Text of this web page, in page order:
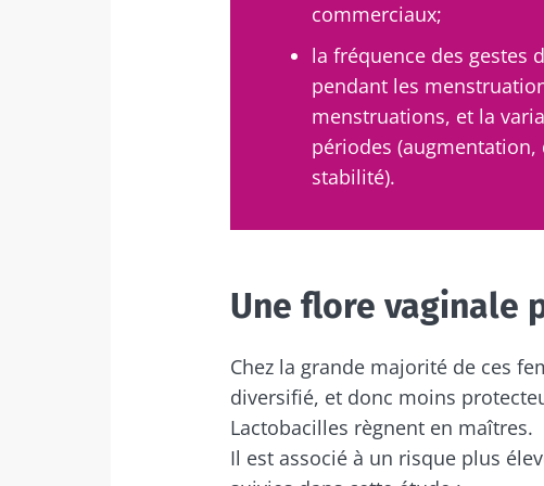
commerciaux;
la fréquence des gestes
pendant les
menstruations, et la
périodes
stabilité).
Une flore vaginale
Chez la grande majorité de ces
diversifié, et donc moins
Lactobacilles règnent en maîtres.
Il est associé à un risque plus
Être redirigé
Rester sur le
Je souhaite
J’ai lu et accepte
Microbiota
* Champs obligatoires
Kéfir : un allié naturel
de notre microbiote ?
naturellement riche
micro-organismes
de plus e...
En savoir plus